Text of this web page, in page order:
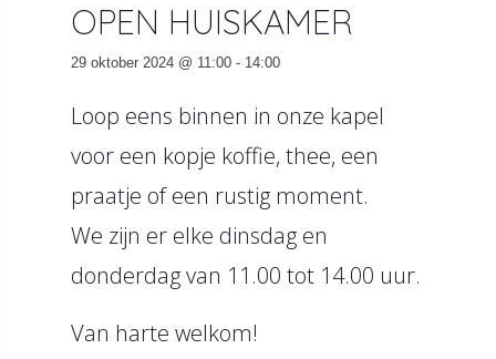
OPEN HUISKAMER
29 oktober 2024 @ 11:00 - 14:00
Loop eens binnen in onze kapel
voor een kopje koffie, thee, een
praatje of een rustig moment.
We zijn er elke dinsdag en
donderdag van 11.00 tot 14.00 uur.
Van harte welkom!